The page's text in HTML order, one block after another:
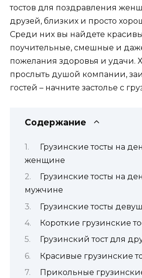
тостов для поздравления
друзей, близких и просто
Среди них вы найдете
поучительные, смешные и
пожелания здоровья и удачи.
прослыть душой компании,
гостей – начните застолье с
Содержание
Грузинские тосты на
женщине
Грузинские тосты на
мужчине
Грузинские тосты
Короткие грузинские
Грузинский тост для
Красивые грузинские
Прикольные